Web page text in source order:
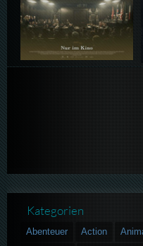
Kategorien
Abenteuer Action